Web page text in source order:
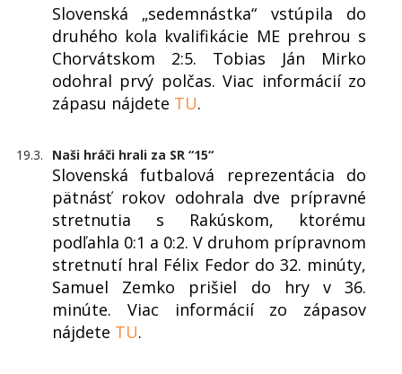
Slovenská „sedemnástka“ vstúpila do
druhého kola kvalifikácie ME prehrou s
Chorvátskom 2:5. Tobias Ján Mirko
odohral prvý polčas. Viac informácií zo
zápasu nájdete TU.
19.3. Naši hráči hrali za SR “15“
Slovenská futbalová reprezentácia do
pätnásť rokov odohrala dve prípravné
stretnutia s Rakúskom, ktorému
podľahla 0:1 a 0:2. V druhom prípravnom
stretnutí hral Félix Fedor do 32. minúty,
Samuel Zemko prišiel do hry v 36.
minúte. Viac informácií zo zápasov
nájdete TU.